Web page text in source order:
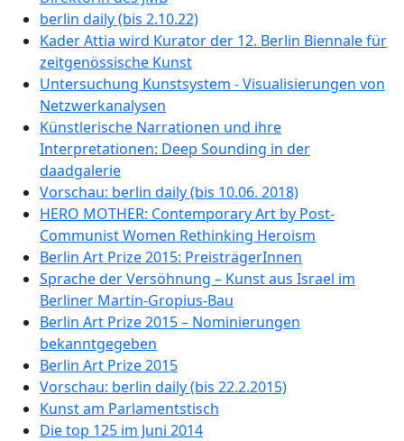
berlin daily (bis 2.10.22)
Kader Attia wird Kurator der 12. Berlin Biennale für
zeitgenössische Kunst
Untersuchung Kunstsystem - Visualisierungen von
Netzwerkanalysen
Künstlerische Narrationen und ihre
Interpretationen: Deep Sounding in der
daadgalerie
Vorschau: berlin daily (bis 10.06. 2018)
HERO MOTHER: Contemporary Art by Post-
Communist Women Rethinking Heroism
Berlin Art Prize 2015: PreisträgerInnen
Sprache der Versöhnung – Kunst aus Israel im
Berliner Martin-Gropius-Bau
Berlin Art Prize 2015 – Nominierungen
bekanntgegeben
Berlin Art Prize 2015
Vorschau: berlin daily (bis 22.2.2015)
Kunst am Parlamentstisch
Die top 125 im Juni 2014